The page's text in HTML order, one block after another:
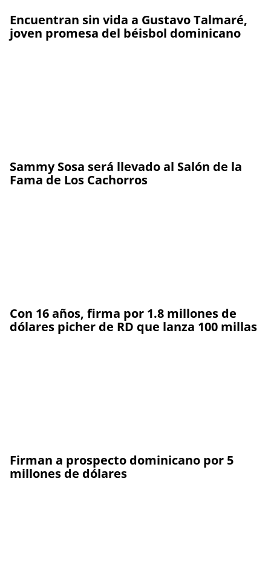
Encuentran sin vida a Gustavo Talmaré,
joven promesa del béisbol dominicano
Sammy Sosa será llevado al Salón de la
Fama de Los Cachorros
Con 16 años, firma por 1.8 millones de
dólares picher de RD que lanza 100 millas
Firman a prospecto dominicano por 5
millones de dólares